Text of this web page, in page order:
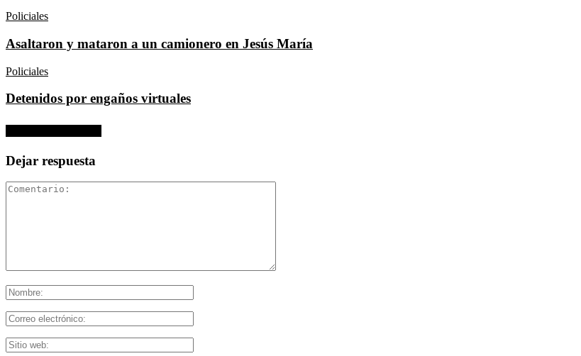
Policiales
Asaltaron y mataron a un camionero en Jesús María
Policiales
Detenidos por engaños virtuales
Dejar respuesta